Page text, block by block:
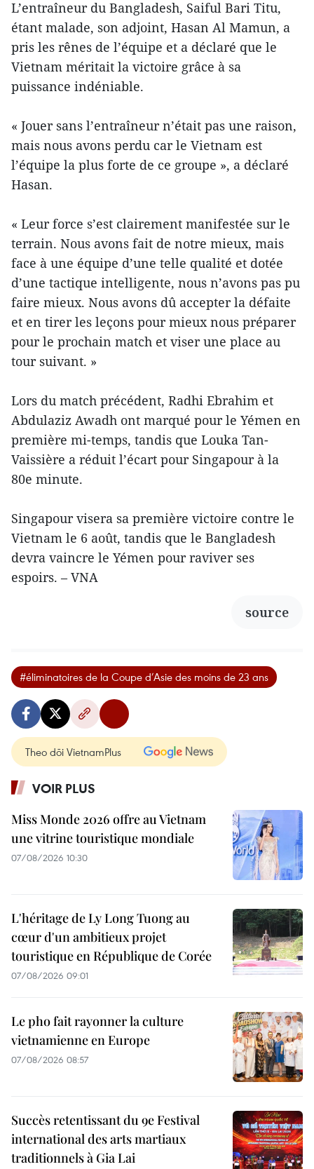
L’entraîneur du Bangladesh, Saiful Bari Titu,
étant malade, son adjoint, Hasan Al Mamun, a
pris les rênes de l’équipe et a déclaré que le
Vietnam méritait la victoire grâce à sa
puissance indéniable.
« Jouer sans l’entraîneur n’était pas une raison,
mais nous avons perdu car le Vietnam est
l’équipe la plus forte de ce groupe », a déclaré
Hasan.
« Leur force s’est clairement manifestée sur le
terrain. Nous avons fait de notre mieux, mais
face à une équipe d’une telle qualité et dotée
d’une tactique intelligente, nous n’avons pas pu
faire mieux. Nous avons dû accepter la défaite
et en tirer les leçons pour mieux nous préparer
pour le prochain match et viser une place au
tour suivant. »
Lors du match précédent, Radhi Ebrahim et
Abdulaziz Awadh ont marqué pour le Yémen en
première mi-temps, tandis que Louka Tan-
Vaissière a réduit l’écart pour Singapour à la
80e minute.
Singapour visera sa première victoire contre le
Vietnam le 6 août, tandis que le Bangladesh
devra vaincre le Yémen pour raviver ses
espoirs. – VNA
source
#éliminatoires de la Coupe d’Asie des moins de 23 ans
Theo dõi VietnamPlus
VOIR PLUS
Miss Monde 2026 offre au Vietnam
une vitrine touristique mondiale
07/08/2026 10:30
L'héritage de Ly Long Tuong au
cœur d'un ambitieux projet
touristique en République de Corée
07/08/2026 09:01
Le pho fait rayonner la culture
vietnamienne en Europe
07/08/2026 08:57
Succès retentissant du 9e Festival
international des arts martiaux
traditionnels à Gia Lai